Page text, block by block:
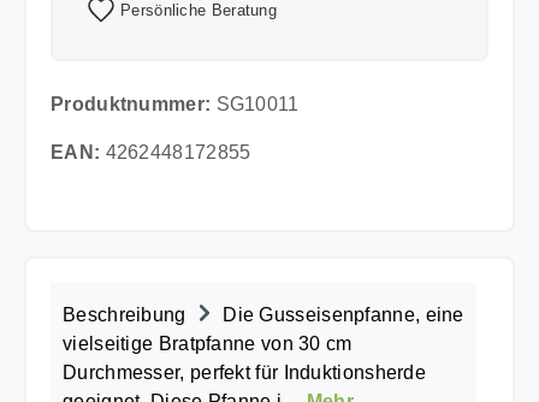
Persönliche Beratung
Produktnummer: SG10011
EAN: 4262448172855
Beschreibung
Die Gusseisenpfanne, eine
vielseitige Bratpfanne von 30 cm
Durchmesser, perfekt für Induktionsherde